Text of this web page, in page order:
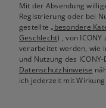
Mit der Absendung
Registrierung oder bei
gestellte„besondere
Geschlecht) , von
verarbeitet werden, wie
und Nutzung des
Datenschutzhinweise
ich jederzeit mit